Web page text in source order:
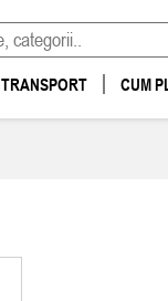
TRANSPORT CUM